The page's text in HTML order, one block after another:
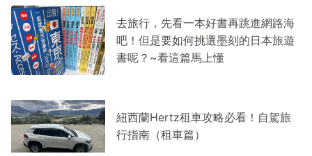
去旅行，先看一本好書再跳進網路海
吧！但是要如何挑選墨刻的日本旅遊
書呢？~看這篇馬上懂
紐西蘭Hertz租車攻略必看！自駕旅
行指南（租車篇）